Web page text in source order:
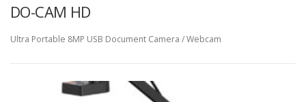
DO-CAM HD
Ultra Portable 8MP USB Document Camera / Webcam